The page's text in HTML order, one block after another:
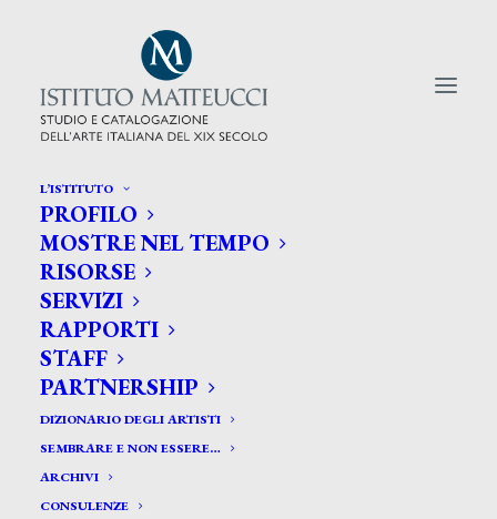
L’ISTITUTO
PROFILO
MOSTRE NEL TEMPO
RISORSE
SERVIZI
RAPPORTI
STAFF
PARTNERSHIP
DIZIONARIO DEGLI ARTISTI
SEMBRARE E NON ESSERE…
ARCHIVI
CONSULENZE
CERCA TRA GLI ARTISTI:
Search
for: